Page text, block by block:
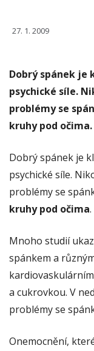
27. 1. 2009
Dobrý spánek je
psychické síle.
problémy se
kruhy pod očima.
Dobrý spánek je
psychické síle.
problémy se
kruhy pod očima.
Mnoho studií
spánkem a
a cukrovkou. V
problémy se
Onemocnění,